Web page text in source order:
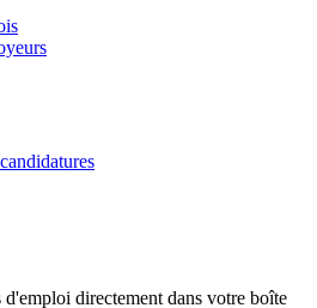
directement dans votre boîte